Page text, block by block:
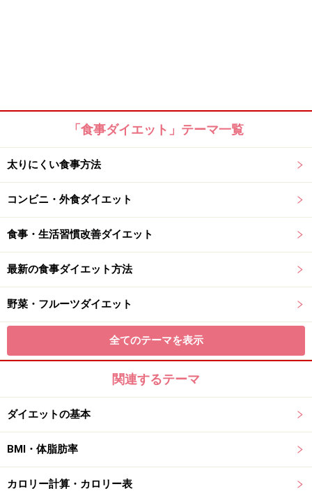
「食事ダイエット」テーマ一覧
太りにくい食事方法
コンビニ・外食ダイエット
食事・生活習慣改善ダイエット
最新の食事ダイエット方法
野菜・フルーツダイエット
全てのテーマを表示
関連するテーマ
ダイエットの基本
BMI・体脂肪率
カロリー計算・カロリー表